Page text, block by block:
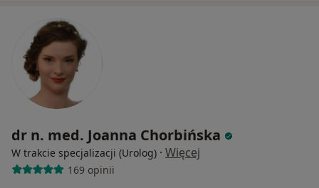
dr n. med. Joanna Chorbińska
W trakcie specjalizacji (Urolog) · Więcej
169 opinii